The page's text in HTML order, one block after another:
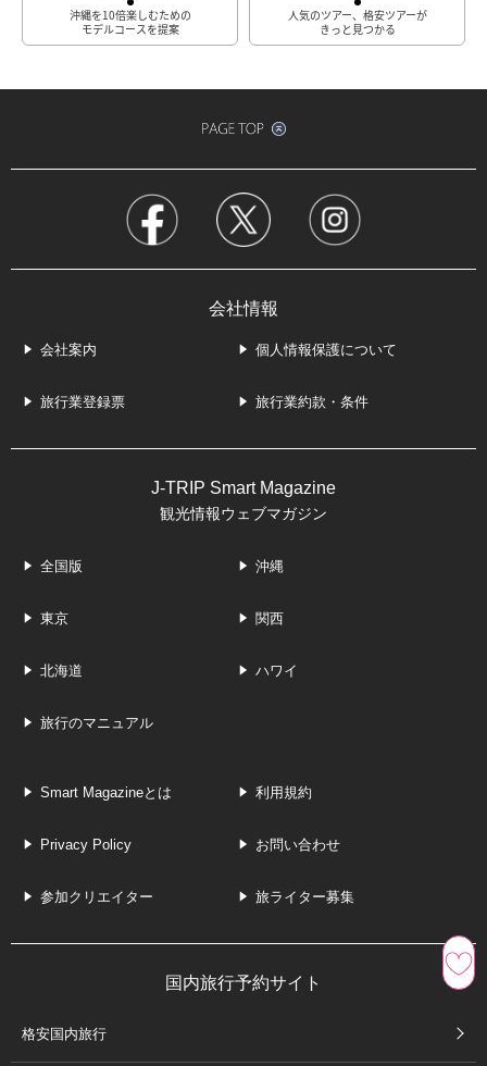
沖縄を10倍楽しむための
モデルコースを提案
人気のツアー、格安ツアーが
きっと見つかる
会社情報
会社案内 個人情報保護について
旅行業登録票 旅行業約款・条件
J-TRIP Smart Magazine
観光情報ウェブマガジン
全国版 沖縄
東京 関西
北海道 ハワイ
旅行のマニュアル
Smart Magazineとは 利用規約
Privacy Policy お問い合わせ
参加クリエイター 旅ライター募集
国内旅行予約サイト
格安国内旅行